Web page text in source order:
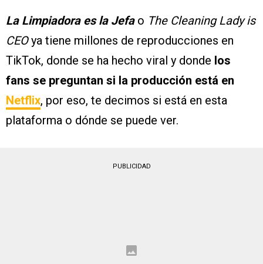
La Limpiadora es la Jefao The Cleaning Lady is
CEOya tiene millones de reproducciones en
TikTok, donde se ha hecho viral y donde los
fans se preguntan si la producción está en
Netflix, por eso, te decimos si está en esta
plataforma o dónde se puede ver.
PUBLICIDAD